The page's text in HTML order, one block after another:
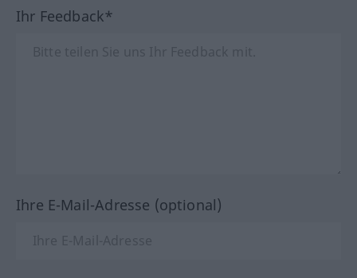
Ihr Feedback*
Ihre E-Mail-Adresse (optional)